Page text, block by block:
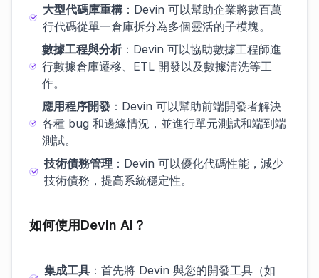
大型代碼庫重構：Devin 可以幫助企業將數百萬
行代碼從單一倉庫拆分為多個靈活的子模塊。
數據工程與分析：Devin 可以協助數據工程師進
行數據倉庫遷移、ETL 開發以及數據清洗等工
作。
應用程序開發：Devin 可以幫助前端開發者解決
各種 bug 和邊緣情況，並進行單元測試和端到端
測試。
技術債務管理 ：Devin 可以優化代碼性能，減少
技術債務，提高系統穩定性。
如何使用Devin AI？
集成工具 ：首先將 Devin 與您的開發工具（如